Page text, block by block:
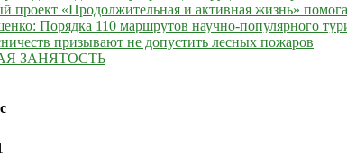
проект «Продолжительная и активная жизнь»
Порядка 110 маршрутов научно-популярного
призывают не допустить лесных пожаров
ЗАНЯТОСТЬ